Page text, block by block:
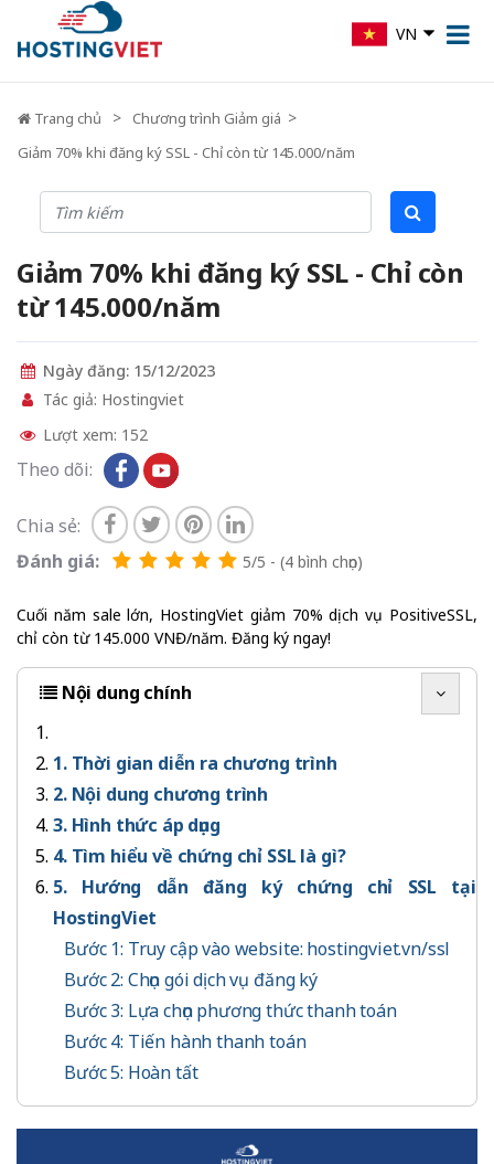
VN
Trang chủ
Chương trình Giảm giá
Giảm 70% khi đăng ký SSL - Chỉ còn từ 145.000/năm
Giảm 70% khi đăng ký SSL - Chỉ còn
từ 145.000/năm
Ngày đăng: 15/12/2023
Tác giả: Hostingviet
Lượt xem: 152
Theo dõi:
Chia sẻ:
Đánh giá:
5/5 - (4 bình chọn)
Cuối năm sale lớn, HostingViet giảm 70% dịch vụ PositiveSSL,
chỉ còn từ 145.000 VNĐ/năm. Đăng ký ngay!
Nội dung chính
1. Thời gian diễn ra chương trình
2. Nội dung chương trình
3. Hình thức áp dụng
4. Tìm hiểu về chứng chỉ SSL là gì?
5. Hướng dẫn đăng ký chứng chỉ SSL tại
HostingViet
Bước 1: Truy cập vào website: hostingviet.vn/ssl
Bước 2: Chọn gói dịch vụ đăng ký
Bước 3: Lựa chọn phương thức thanh toán
Bước 4: Tiến hành thanh toán
Bước 5: Hoàn tất